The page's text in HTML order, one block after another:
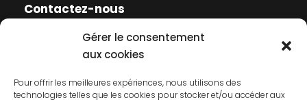
Gérer le consentement
aux cookies
Pour offrir les meilleures expériences, nous utilisons des
technologies telles que les cookies pour stocker et/ou accéder aux
Contactez-nous
Contactez-nous
Mentions légales